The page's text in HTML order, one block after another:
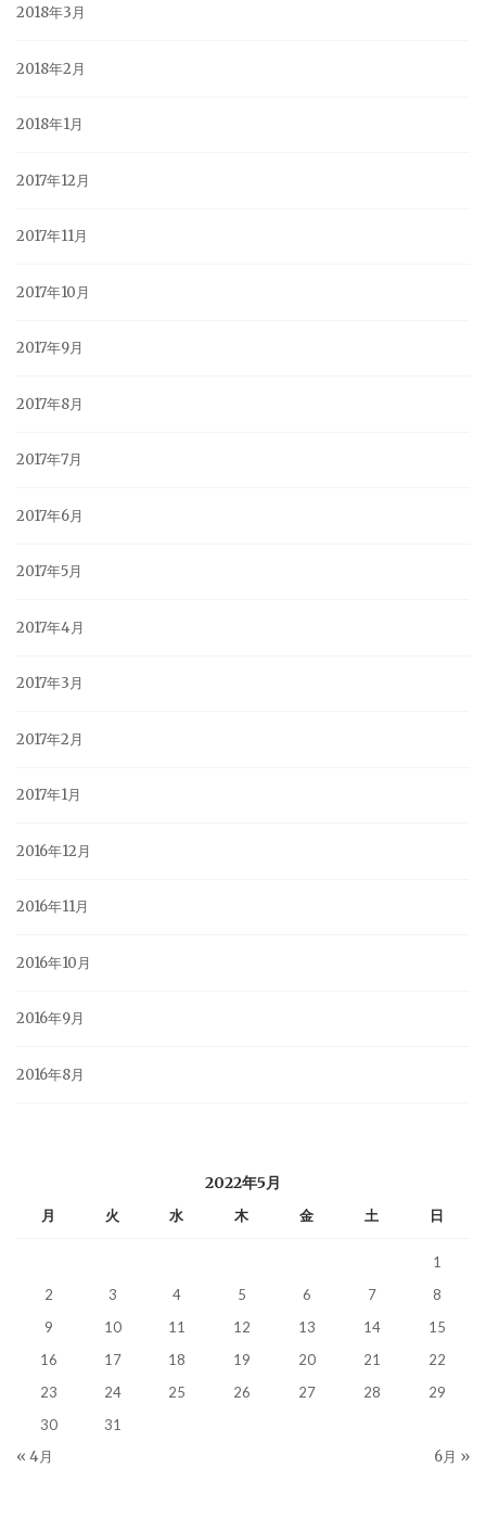
2018年3月
2018年2月
2018年1月
2017年12月
2017年11月
2017年10月
2017年9月
2017年8月
2017年7月
2017年6月
2017年5月
2017年4月
2017年3月
2017年2月
2017年1月
2016年12月
2016年11月
2016年10月
2016年9月
2016年8月
2022年5月
月 火 水 木 金 土 日
1
2
3 4 5 6 7
8
9
10 11 12 13 14
15
16
17 18 19 20 21
22
23
24 25 26 27 28
29
30
31
« 4月 6月 »